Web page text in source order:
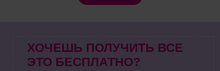
ХОЧЕШЬ ПОЛУЧИТЬ ВСЕ
ЭТО БЕСПЛАТНО?